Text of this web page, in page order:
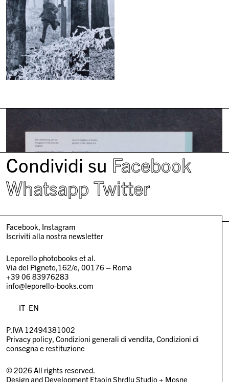
Condividi su Facebook
Whatsapp Twitter
Facebook Instagram
Iscriviti alla nostra newsletter
Leporello photobooks et al.
Via del Pigneto,162/e, 00176 – Roma
+39 06 83976283
info@leporello-books.com
IT EN
P.IVA 12494381002
Privacy policy Condizioni generali di vendita Condizioni di
consegna e restituzione
© 2026 All rights reserved.
Design and Development Etaoin Shrdlu Studio+ Mosne